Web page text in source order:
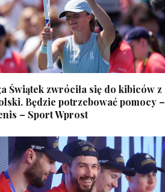
Świątek zwróciła się do kibiców z
Będzie potrzebować pomocy –
– Sport Wprost